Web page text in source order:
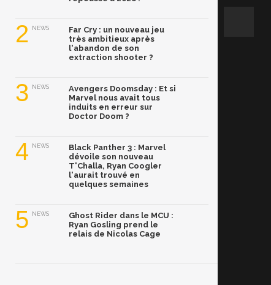
2 NEWS
Far Cry : un nouveau jeu
très ambitieux après
l'abandon de son
extraction shooter ?
3 NEWS
Avengers Doomsday : Et si
Marvel nous avait tous
induits en erreur sur
Doctor Doom ?
4 NEWS
Black Panther 3 : Marvel
dévoile son nouveau
T'Challa, Ryan Coogler
l'aurait trouvé en
quelques semaines
5 NEWS
Ghost Rider dans le MCU :
Ryan Gosling prend le
relais de Nicolas Cage